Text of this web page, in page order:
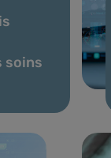
soins